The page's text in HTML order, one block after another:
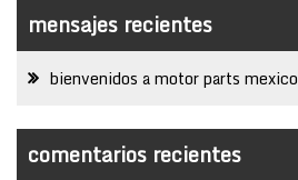
mensajes recientes
bienvenidos a motor parts mexico
comentarios recientes